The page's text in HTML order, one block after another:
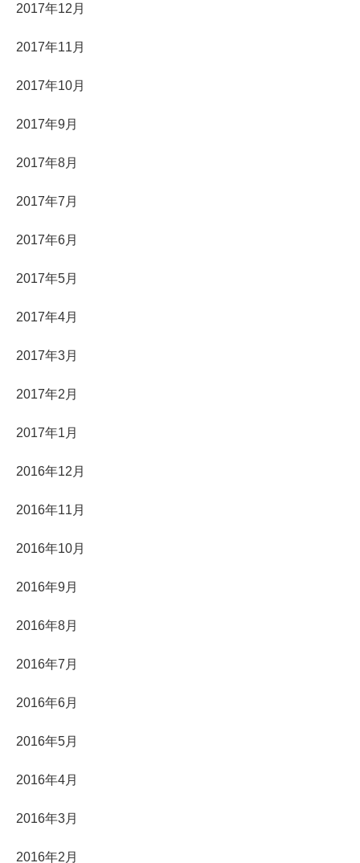
2017年12月
2017年11月
2017年10月
2017年9月
2017年8月
2017年7月
2017年6月
2017年5月
2017年4月
2017年3月
2017年2月
2017年1月
2016年12月
2016年11月
2016年10月
2016年9月
2016年8月
2016年7月
2016年6月
2016年5月
2016年4月
2016年3月
2016年2月